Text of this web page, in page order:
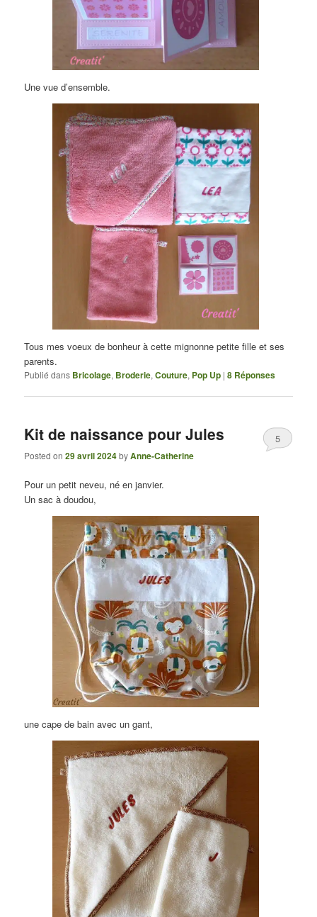
Une vue d’ensemble.
Tous mes voeux de bonheur à cette mignonne petite fille et ses
parents.
Publié dans Bricolage, Broderie,Couture, Pop Up |8 Réponses
Kit de naissance pour Jules
Posted on29 avril 2024byAnne-Catherine
5
Pour un petit neveu, né en janvier.
Un sac à doudou,
une cape de bain avec un gant,